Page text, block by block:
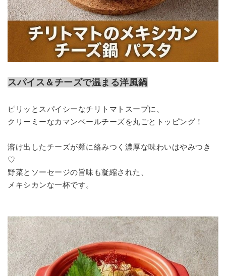
スパイス＆チーズで温まる洋風鍋
ピリッとスパイシーなチリトマトスープに、
クリーミーなカマンベールチーズを丸ごとトッピング！
溶け出したチーズが麺に絡みつく濃厚な味わいはやみつき
♡
野菜とソーセージの旨味も凝縮された、
メキシカンな一杯です。